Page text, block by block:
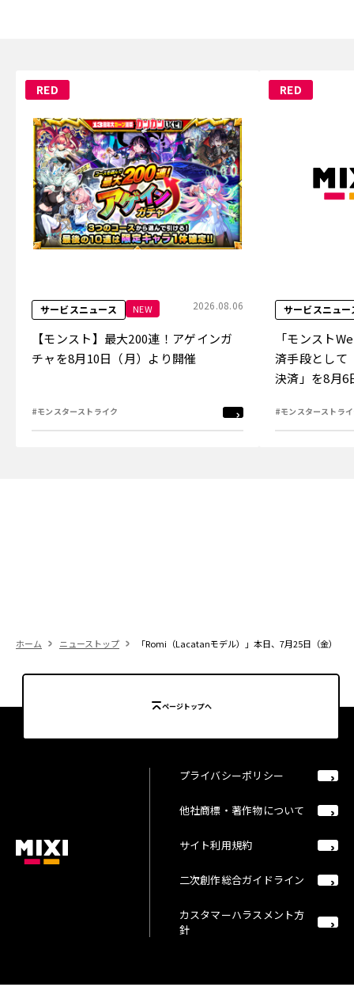
RED
サービスニュース NEW 2026.08.06
【モンスト】最大200連！アゲインガ
チャを8月10日（月）より開催
#モンスターストライク
RED
サービスニュー
「モンスト
済手段として
決済」を8月6
#モンスターストラ
ホーム ニューストップ 「Romi（Lacatanモデル）」本日、7月25日（金）よ
ページトップへ
プライバシーポリシー
他社商標・著作物について
サイト利用規約
二次創作総合ガイドライン
カスタマーハラスメント方
針